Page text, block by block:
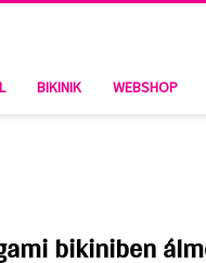
BIKINIK WEBSHOP
bikiniben